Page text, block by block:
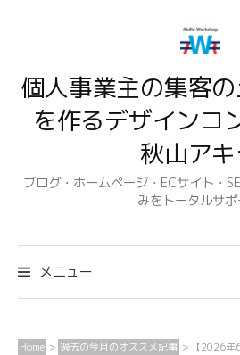
ン
キ
個人事業主の集客
を作るデザインコ
秋山ア
ブログ・ホームページ・ECサイト・
みをトータルサ
メニュー
Home > 過去の今月のオススメ記事 >
【2026